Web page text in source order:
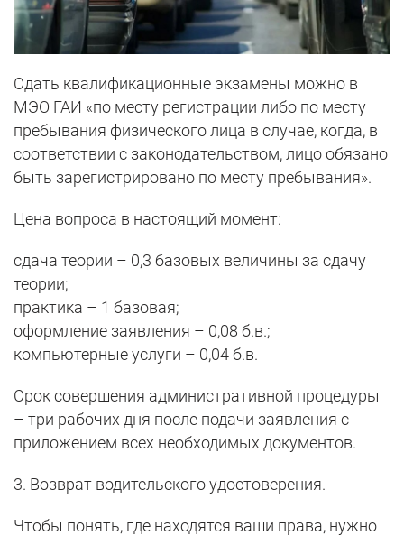
Сдать квалификационные экзамены можно в
МЭО ГАИ «по месту регистрации либо по месту
пребывания физического лица в случае, когда, в
соответствии с законодательством, лицо обязано
быть зарегистрировано по месту пребывания».
Цена вопроса в настоящий момент:
сдача теории – 0,3 базовых величины за сдачу
теории;
практика – 1 базовая;
оформление заявления – 0,08 б.в.;
компьютерные услуги – 0,04 б.в.
Срок совершения административной процедуры
– три рабочих дня после подачи заявления с
приложением всех необходимых документов.
3. Возврат водительского удостоверения.
Чтобы понять, где находятся ваши права, нужно